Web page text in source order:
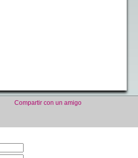
Compartir con un amigo